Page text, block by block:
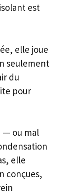
est
elle joue
seulement
du
pour
— ou mal
elle
conçues,